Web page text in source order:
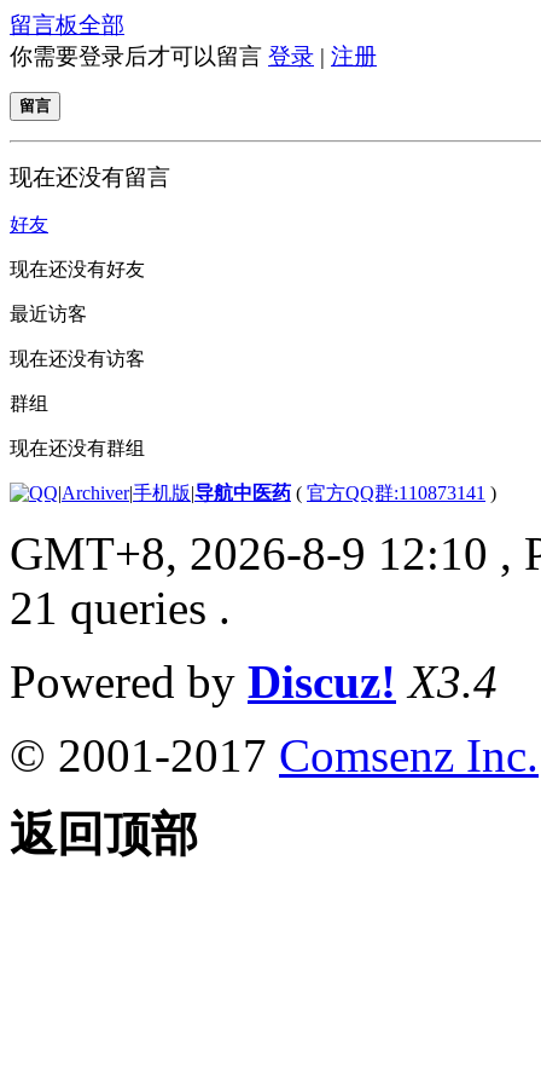
留言板全部
你需要登录后才可以留言 登录 | 注册
留言
现在还没有留言
好友
现在还没有好友
最近访客
现在还没有访客
群组
现在还没有群组
|Archiver|手机版|导航中医药 ( 官方QQ群:110873141 )
GMT+8, 2026-8-9 12:10 ,
21 queries .
Powered by Discuz! X3.4
© 2001-2017 Comsenz Inc.
返回顶部